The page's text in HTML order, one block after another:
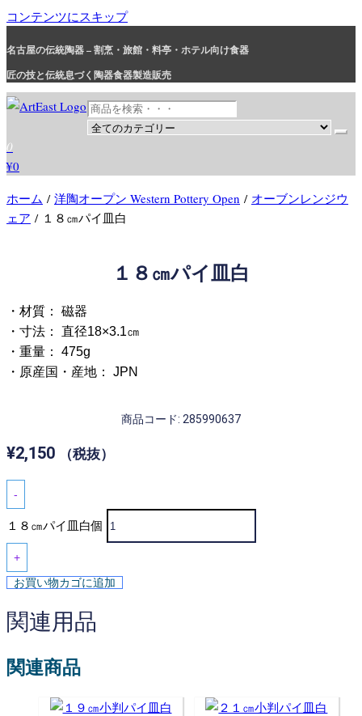
コンテンツにスキップ
名古屋の伝統陶器 – 割烹・旅館・料亭・ホテル向け食器
匠の技と伝統息づく陶器食器製造販売
和食器・洋食器通販｜割烹・旅館・料亭・ホテル等業務用卸販売
業務用から個人用まで、おしゃれでかわいい和食器・洋食器はま
とめ買いがお得です。
0
¥0
ホーム / 洋陶オープン Western Pottery Open / オーブンレンジウ
ェア / １８㎝パイ皿白
１８㎝パイ皿白
・材質： 磁器
・寸法： 直径18×3.1㎝
・重量： 475g
・原産国・産地： JPN
商品コード: 285990637
¥2,150 （税抜）
-
１８㎝パイ皿白個
+
お買い物カゴに追加
関連用品
関連商品